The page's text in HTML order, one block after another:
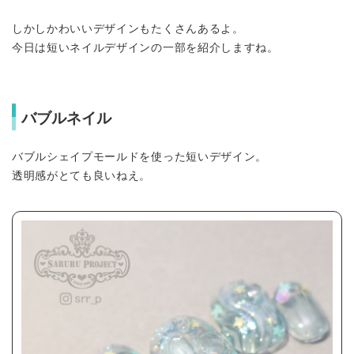
しかしかわいいデザインもたくさんあるよ。
今日は短いネイルデザインの一部を紹介しますね。
バブルネイル
バブルシェイプモールドを使った短いデザイン。
透明感がとても良いねえ。